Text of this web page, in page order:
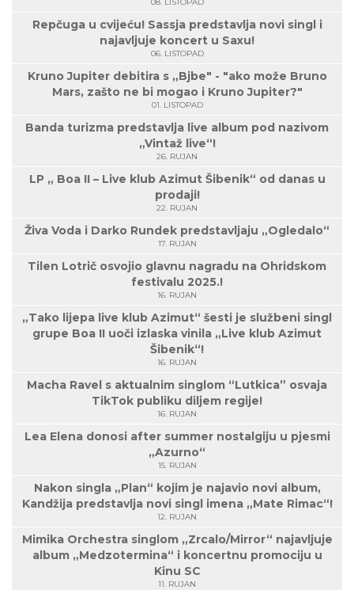
Repčuga u cvijeću! Sassja predstavlja novi singl i
najavljuje koncert u Saxu!
06. LISTOPAD
Kruno Jupiter debitira s „Bjbe" - "ako može Bruno
Mars, zašto ne bi mogao i Kruno Jupiter?"
01. LISTOPAD
Banda turizma predstavlja live album pod nazivom
„Vintaž live“!
26. RUJAN
LP „ Boa II – Live klub Azimut Šibenik“ od danas u
prodaji!
22. RUJAN
Živa Voda i Darko Rundek predstavljaju „Ogledalo“
17. RUJAN
Tilen Lotrič osvojio glavnu nagradu na Ohridskom
festivalu 2025.!
16. RUJAN
„Tako lijepa live klub Azimut“ šesti je službeni singl
grupe Boa II uoči izlaska vinila „Live klub Azimut
Šibenik“!
16. RUJAN
Macha Ravel s aktualnim singlom “Lutkica” osvaja
TikTok publiku diljem regije!
16. RUJAN
Lea Elena donosi after summer nostalgiju u pjesmi
„Azurno“
15. RUJAN
Nakon singla „Plan“ kojim je najavio novi album,
Kandžija predstavlja novi singl imena „Mate Rimac“!
12. RUJAN
Mimika Orchestra singlom „Zrcalo/Mirror“ najavljuje
album „Medzotermina“ i koncertnu promociju u
Kinu SC
11. RUJAN